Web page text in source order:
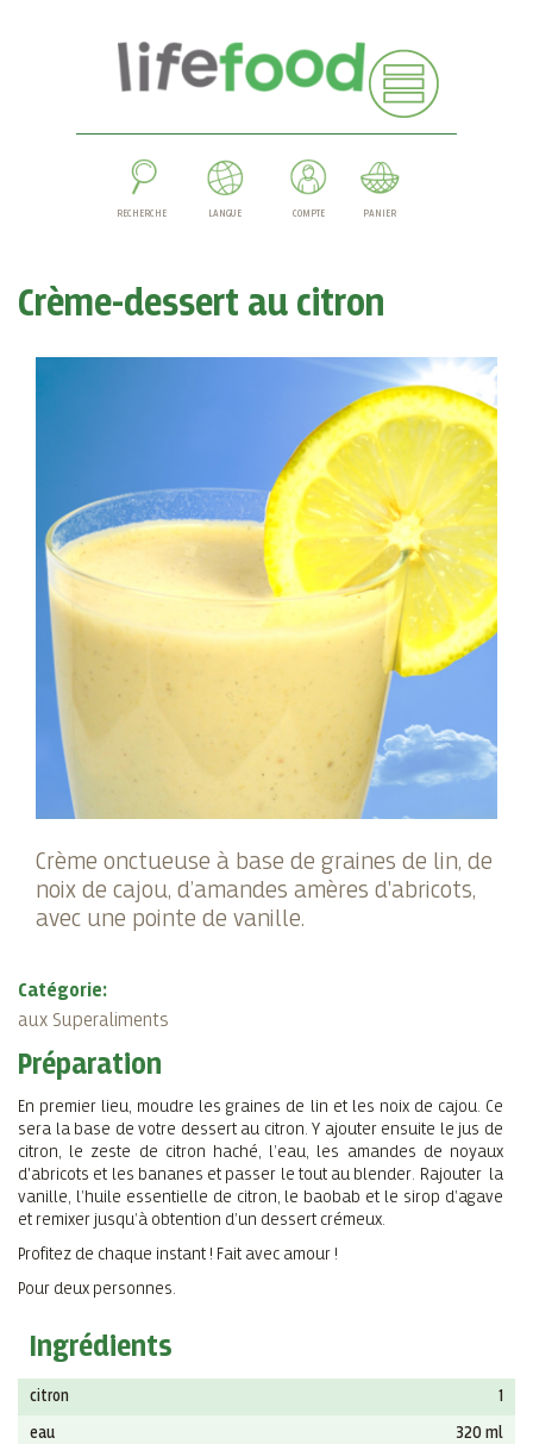
RECHERCHE LANGUE COMPTE PANIER
Crème-dessert au citron
Crème onctueuse à base de graines de lin, de
noix de cajou, d’amandes amères d'abricots,
avec une pointe de vanille.
Catégorie:
aux Superaliments
Préparation
En premier lieu, moudre les graines de lin et les noix de cajou. Ce
sera la base de votre dessert au citron. Y ajouter ensuite le jus de
citron, le zeste de citron haché, l’eau, les amandes de noyaux
d'abricots et les bananes et passer le tout au blender. Rajouter la
vanille, l’huile essentielle de citron, le baobab et le sirop d’agave
et remixer jusqu’à obtention d’un dessert crémeux.
Profitez de chaque instant ! Fait avec amour !
Pour deux personnes.
Ingrédients
citron 1
eau 320 ml